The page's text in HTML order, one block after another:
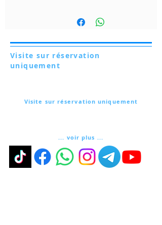
Visite sur réservation uniquement
... voir plus ...
Visite sur réservation
uniquement